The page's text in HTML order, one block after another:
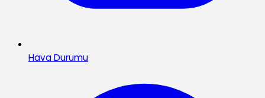
Hava Durumu